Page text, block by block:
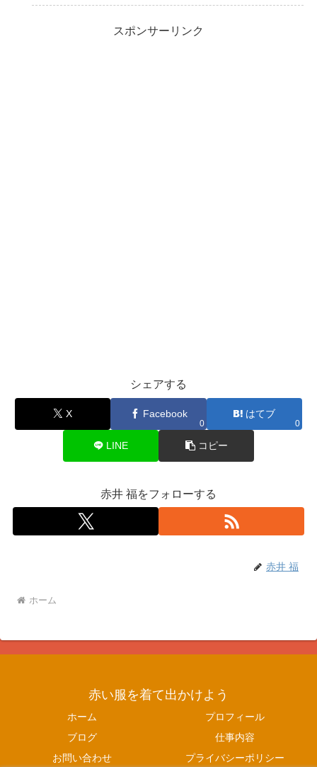
スポンサーリンク
シェアする
X Facebook
0
はてブ
0
LINE コピー
赤井 福をフォローする
赤井 福
ホーム
赤い服を着て出かけよう
ホーム
プロフィール
ブログ
仕事内容
お問い合わせ
プライバシーポリシー